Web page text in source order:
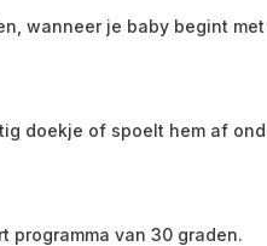
wanneer je baby begint
doekje of spoelt hem af
programma van 30 graden.